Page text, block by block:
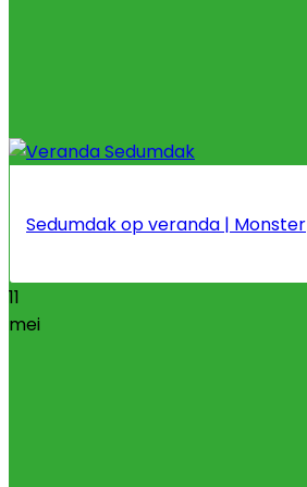
Sedumdak op veranda | Monster
11
mei